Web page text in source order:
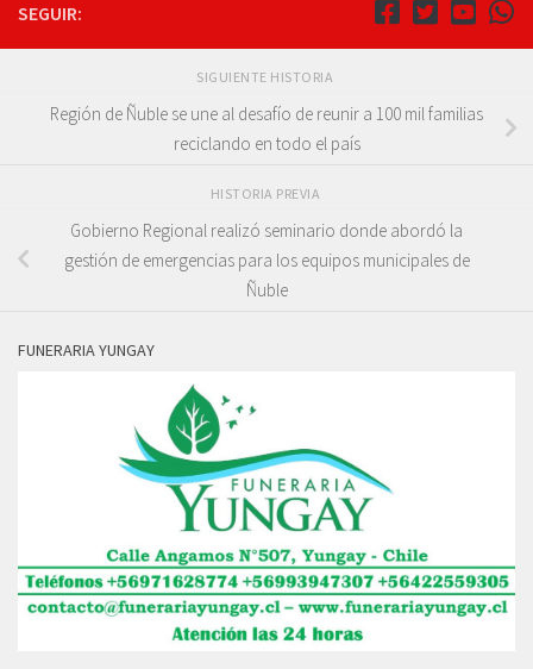
SEGUIR:
SIGUIENTE HISTORIA
Región de Ñuble se une al desafío de reunir a 100 mil familias
reciclando en todo el país
HISTORIA PREVIA
Gobierno Regional realizó seminario donde abordó la
gestión de emergencias para los equipos municipales de
Ñuble
FUNERARIA YUNGAY